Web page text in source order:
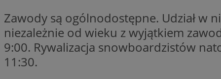
Zawody są ogólnodostępne. Udział w
niezależnie od wieku z wyjątkiem
9:00. Rywalizacja snowboardzistów
11:30.
__cf_bm